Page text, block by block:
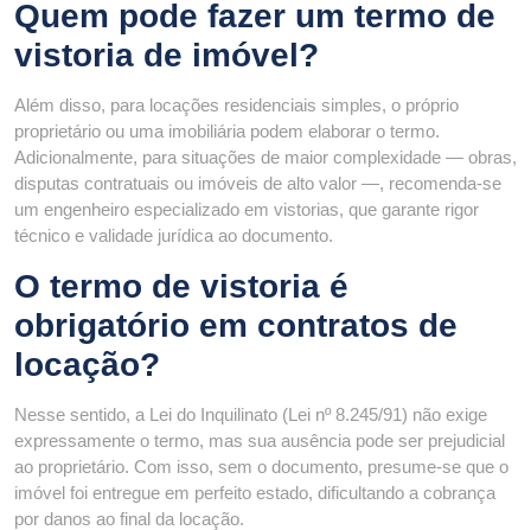
Quem pode fazer um termo de
vistoria de imóvel?
Além disso, para locações residenciais simples, o próprio
proprietário ou uma imobiliária podem elaborar o termo.
Adicionalmente, para situações de maior complexidade — obras,
disputas contratuais ou imóveis de alto valor —, recomenda-se
um engenheiro especializado em vistorias, que garante rigor
técnico e validade jurídica ao documento.
O termo de vistoria é
obrigatório em contratos de
locação?
Nesse sentido, a Lei do Inquilinato (Lei nº 8.245/91) não exige
expressamente o termo, mas sua ausência pode ser prejudicial
ao proprietário. Com isso, sem o documento, presume-se que o
imóvel foi entregue em perfeito estado, dificultando a cobrança
por danos ao final da locação.